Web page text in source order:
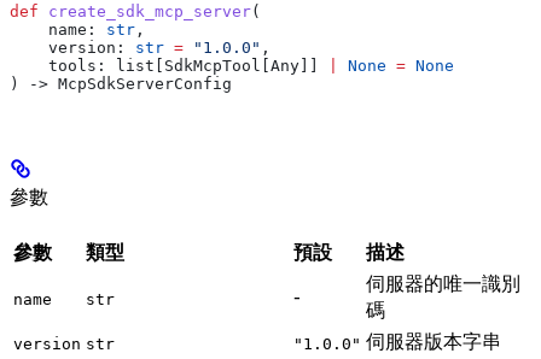
def create_sdk_mcp_server(
    name
: str ,
    version
: str = "1.0.0" ,
    tools
: list[SdkMcpTool[Any]] None = None
) -> McpSdkServerConfig
參數
參數 類型 預設 描述
name str -
伺服器的唯一識別
碼
version str "1.0.0" 伺服器版本字串